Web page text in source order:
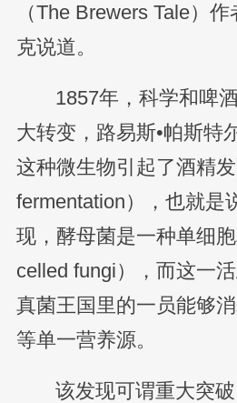
（The Brewers Tale）
克说道。
1857年，科学和啤
大转变，路易斯•帕斯特
这种微生物引起了酒精
fermentation），也就是
现，酵母菌是一种单细
celled fungi），而这一
真菌王国里的一员能够
等单一营养源。
该发现可谓重大突